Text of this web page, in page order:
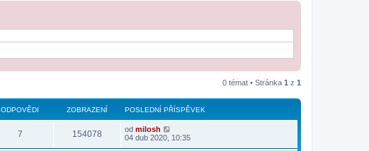
0 témat • Stránka 1 z 1
ODPOVĚDI ZOBRAZENÍ POSLEDNÍ PŘÍSPĚVEK
7 154078 od milosh
04 dub 2020, 10:35